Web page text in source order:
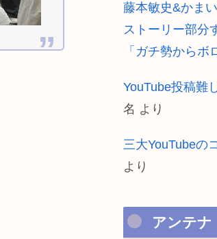
藤本敏史&かま
ストーリー部分
「ガチ勢からボ
YouTube投稿難
名 より
三大YouTubeの
より
アンテナ